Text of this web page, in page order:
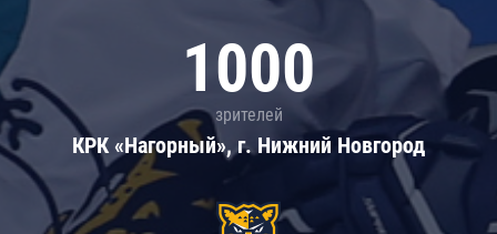
1000
зрителей
КРК «Нагорный», г. Нижний Новгород